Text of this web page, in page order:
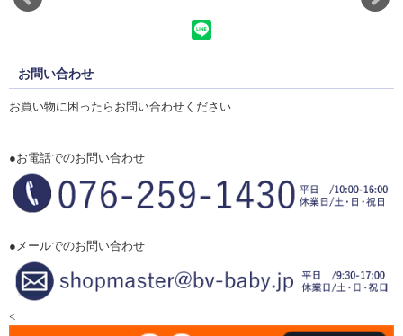
お問い合わせ
お買い物に困ったらお問い合わせください
●お電話でのお問い合わせ
●メールでのお問い合わせ
<